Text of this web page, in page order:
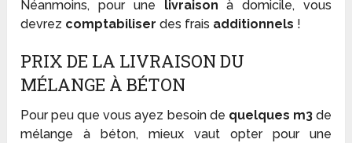
Néanmoins, pour une livraison à domicile, vous
devrez comptabiliser des frais additionnels !
PRIX DE LA LIVRAISON DU
MÉLANGE À BÉTON
Pour peu que vous ayez besoin de quelques m3de
mélange à béton, mieux vaut opter pour une